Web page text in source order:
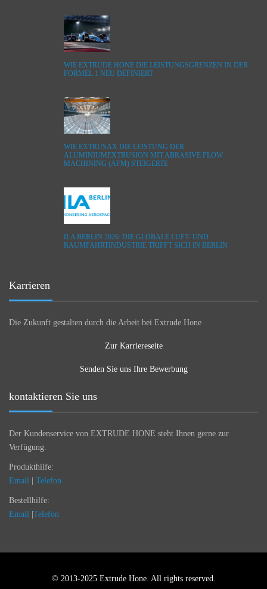
WIE EXTRUDE HONE DIE LEISTUNGSGRENZEN IN DER
FORMEL 1 NEU DEFINIERT
WIE EXTRUSAX DIE LEISTUNG DER
ALUMINIUMEXTRUSION MIT ABRASIVE FLOW
MACHINING (AFM) STEIGERTE
ILA BERLIN 2026: DIE GLOBALE LUFT- UND
RAUMFAHRTINDUSTRIE TRIFFT SICH IN BERLIN
Karrieren
Die Zukunft gestalten durch die Arbeit bei Extrude Hone
Zur Karriereseite
Senden Sie uns Ihre Bewerbung
kontaktieren Sie uns
Der Kundenservice von EXTRUDE HONE steht Ihnen gerne zur
Verfügung.
Produkthilfe:
Email
Telefon
Bestellhilfe:
Email
Telefon
© 2013-2025 Extrude Hone. All rights reserved.